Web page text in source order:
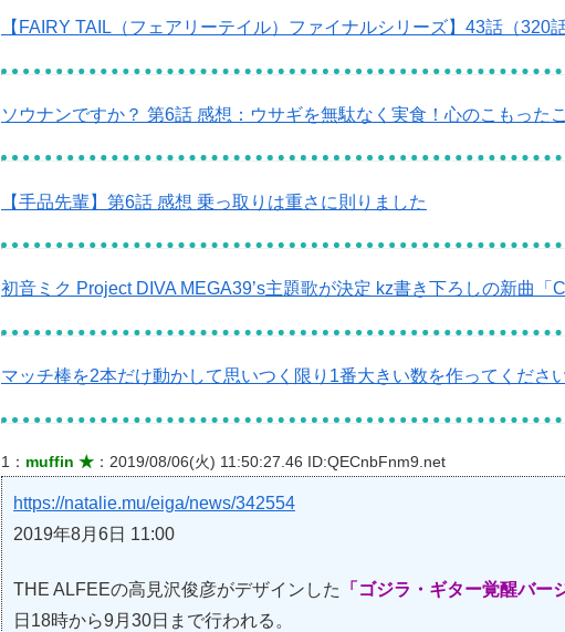
【FAIRY TAIL（フェアリーテイル）ファイナルシリーズ】43話（320
ソウナンですか？ 第6話 感想：ウサギを無駄なく実食！心のこもった
【手品先輩】第6話 感想 乗っ取りは重さに則りました
初音ミク Project DIVA MEGA39’s主題歌が決定 kz書き下ろしの新曲「
マッチ棒を2本だけ動かして思いつく限り1番大きい数を作ってくださ
1： muffin ★ ：2019/08/06(火) 11:50:27.46 ID:QECnbFnm9.net
https://natalie.mu/eiga/news/342554
2019年8月6日 11:00
THE ALFEEの高見沢俊彦がデザインした 「ゴジラ・ギター覚醒バー
日18時から9月30日まで行われる。